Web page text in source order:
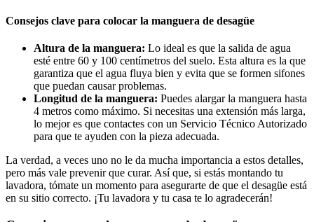
Consejos clave para colocar la manguera de desagüe
Altura de la manguera: Lo ideal es que la salida de agua
esté entre 60 y 100 centímetros del suelo. Esta altura es la que
garantiza que el agua fluya bien y evita que se formen sifones
que puedan causar problemas.
Longitud de la manguera: Puedes alargar la manguera hasta
4 metros como máximo. Si necesitas una extensión más larga,
lo mejor es que contactes con un Servicio Técnico Autorizado
para que te ayuden con la pieza adecuada.
La verdad, a veces uno no le da mucha importancia a estos detalles,
pero más vale prevenir que curar. Así que, si estás montando tu
lavadora, tómate un momento para asegurarte de que el desagüe está
en su sitio correcto. ¡Tu lavadora y tu casa te lo agradecerán!